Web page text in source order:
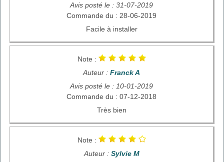
Avis posté le : 31-07-2019
Commande du : 28-06-2019
Facile à installer
Note :
Auteur : Franck A
Avis posté le : 10-01-2019
Commande du : 07-12-2018
Très bien
Note :
Auteur : Sylvie M